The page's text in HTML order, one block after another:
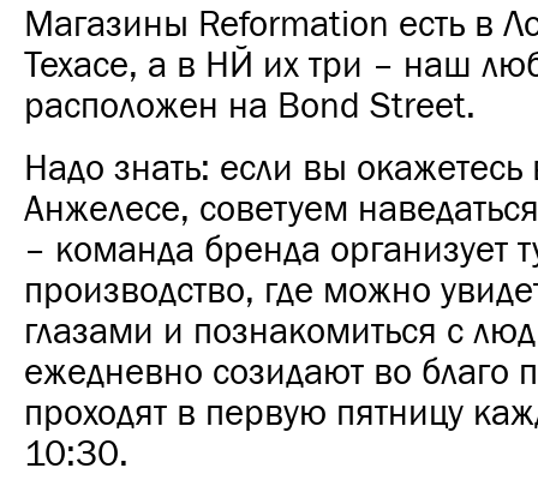
Магазины Reformation есть в
Техасе, а в НЙ их три – наш
расположен на Bond Street.
Надо знать: если вы окажетесь
Анжелесе, советуем
– команда бренда организует
производство, где можно
глазами и познакомиться с
ежедневно созидают во благо
проходят в первую пятницу
10:30.